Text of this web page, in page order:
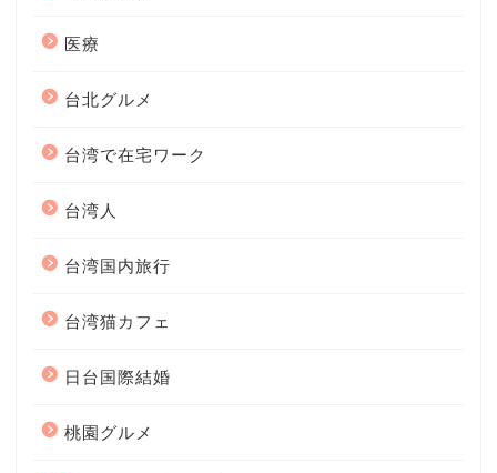
医療
台北グルメ
台湾で在宅ワーク
台湾人
台湾国内旅行
台湾猫カフェ
日台国際結婚
桃園グルメ